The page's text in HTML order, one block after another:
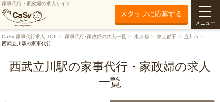
家事代行・家政婦の求人サイト
スタッフに応募する
メニュー
CaSy 家事代行求人 TOP 家事代行･家政婦の求人一覧 東京都 東京都下
立川市
西武立川駅の家事代行
西武立川駅の家事代行・家政婦の求人
一覧